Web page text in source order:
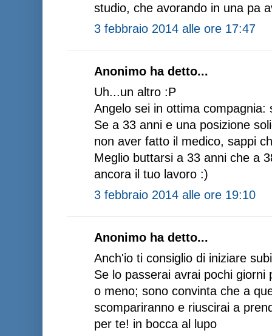
studio, che avorando in una pa
3 febbraio 2014 alle ore 17:47
Anonimo ha detto...
Uh...un altro :P
Angelo sei in ottima
Se a 33 anni e una posizione
non aver fatto il medico, sappi
Meglio buttarsi a 33 anni che a
ancora il tuo lavoro :)
3 febbraio 2014 alle ore 19:10
Anonimo ha detto...
Anch'io ti consiglio di iniziare
Se lo passerai avrai pochi
o meno; sono convinta che a
scompariranno e riuscirai a
per te! in bocca al lupo